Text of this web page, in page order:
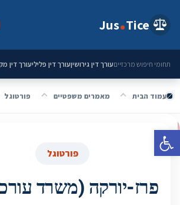
פתח סרגל נגישות
Jus Tice
תחומי חיפוש מרכזייםעורך דין גירושיןעורך דין פליליעורך דין
עמוד הבית מאמרים משפטיים פורטוגל
פורטוגל
פרז-יורקה (משרד